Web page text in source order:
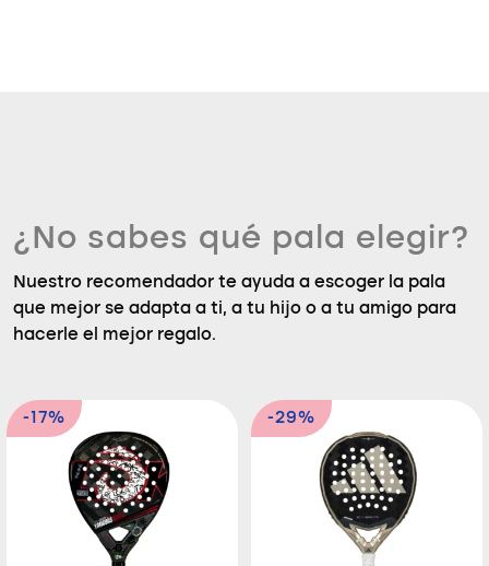
¿No sabes qué pala elegir?
Nuestro recomendador te ayuda a escoger la pala
que mejor se adapta a ti, a tu hijo o a tu amigo para
hacerle el mejor regalo.
-17% -29%